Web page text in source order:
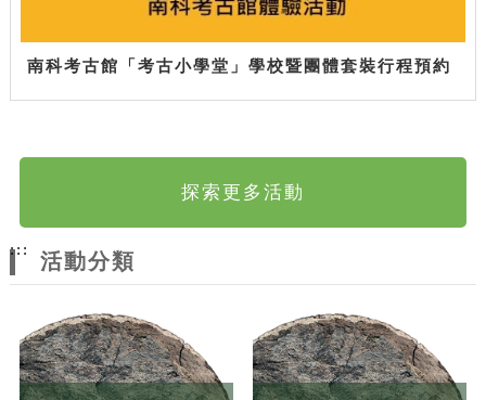
南科考古館「考古小學堂」學校暨團體套裝行程預約
探索更多活動
:::
活動分類